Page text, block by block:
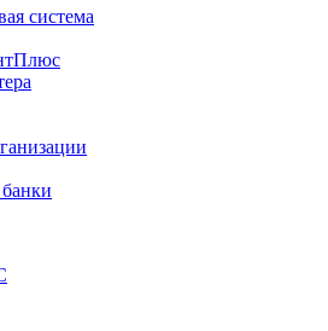
система